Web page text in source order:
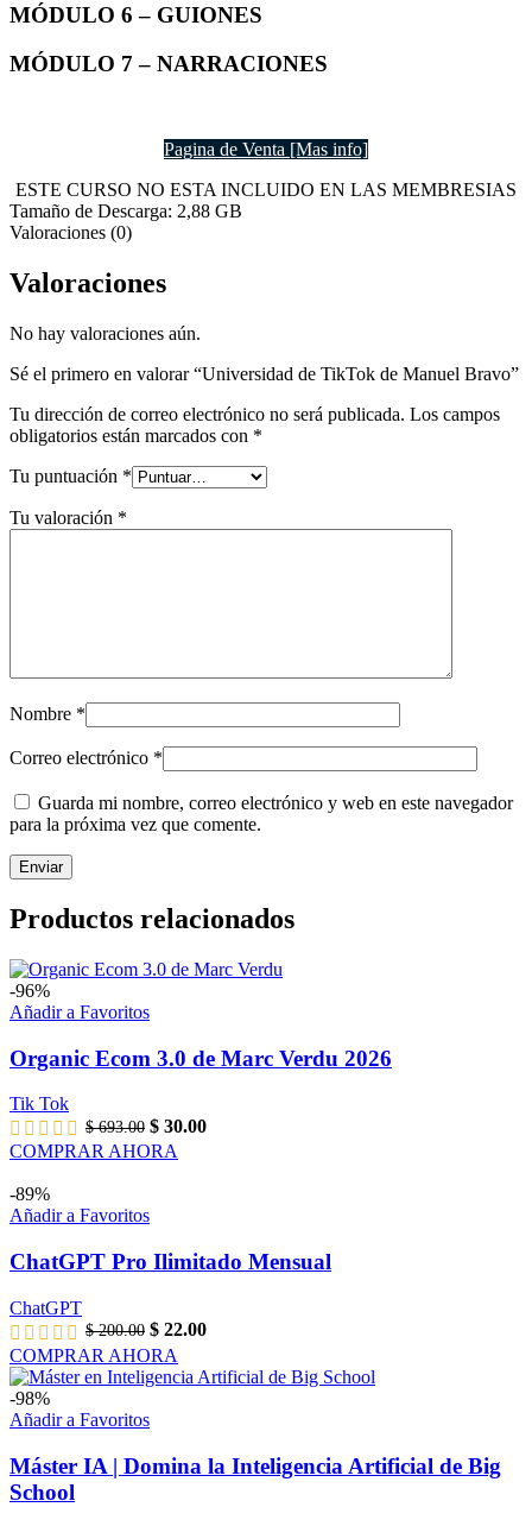
MÓDULO 6 – GUIONES
MÓDULO 7 – NARRACIONES
Pagina de Venta [Mas info]
ESTE CURSO NO ESTA INCLUIDO EN LAS MEMBRESIAS
Tamaño de Descarga: 2,88 GB
Valoraciones (0)
Valoraciones
No hay valoraciones aún.
Sé el primero en valorar “Universidad de TikTok de Manuel Bravo”
Tu dirección de correo electrónico no será publicada. Los campos
obligatorios están marcados con *
Tu puntuación *
Tu valoración *
Nombre *
Correo electrónico *
Guarda mi nombre, correo electrónico y web en este navegador
para la próxima vez que comente.
Productos relacionados
-96%
Añadir a Favoritos
Organic Ecom 3.0 de Marc Verdu 2026
Tik Tok
$693.00 El
precio
original
$ 693.00.
$ 30.00El
COMPRAR AHORA
-89%
Añadir a Favoritos
ChatGPT Pro Ilimitado Mensual
ChatGPT
$200.00 El
precio
original
era:
$ 200.00.
$ 22.00El
actual
es:
COMPRAR AHORA
-98%
Añadir a Favoritos
Máster IA | Domina la Inteligencia Artificial de Big
School